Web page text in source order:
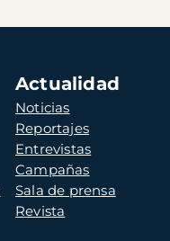
Actualidad
Noticias
Reportajes
Entrevistas
Campañas
Sala de prensa
Revista